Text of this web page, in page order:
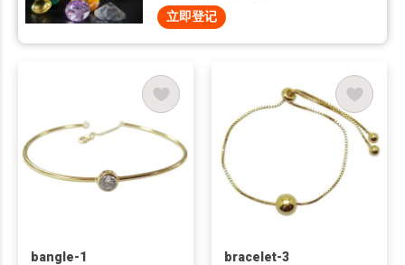
立即登记
bangle-1 bracelet-3